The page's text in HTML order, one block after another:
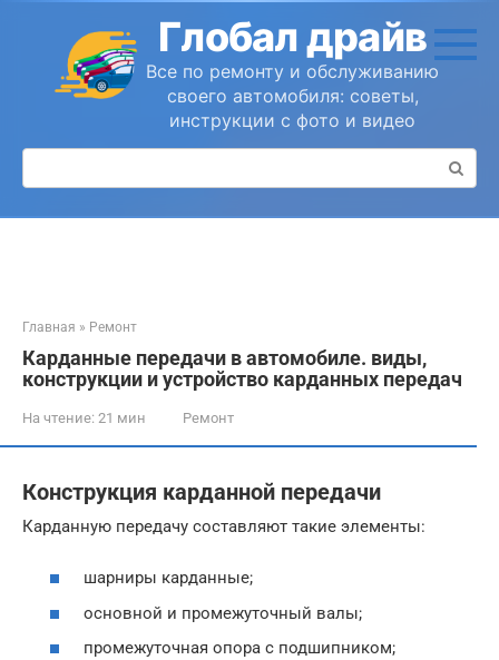
контенту
Глобал драйв
Все по ремонту и обслуживанию
своего автомобиля: советы,
инструкции с фото и видео
Поиск:
Главная » Ремонт
Карданные передачи в автомобиле. виды,
конструкции и устройство карданных передач
На чтение: 21 мин Ремонт
Конструкция карданной передачи
Карданную передачу составляют такие элементы:
шарниры карданные;
основной и промежуточный валы;
промежуточная опора с подшипником;